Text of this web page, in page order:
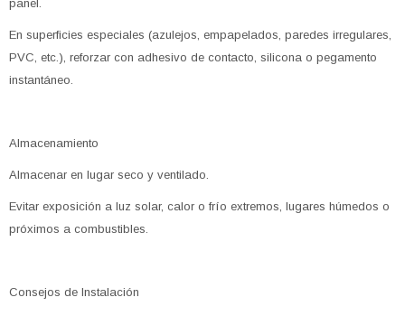
panel.
En superficies especiales (azulejos, empapelados, paredes irregulares,
PVC, etc.), reforzar con adhesivo de contacto, silicona o pegamento
instantáneo.
Almacenamiento
Almacenar en lugar seco y ventilado.
Evitar exposición a luz solar, calor o frío extremos, lugares húmedos o
próximos a combustibles.
Consejos de Instalación